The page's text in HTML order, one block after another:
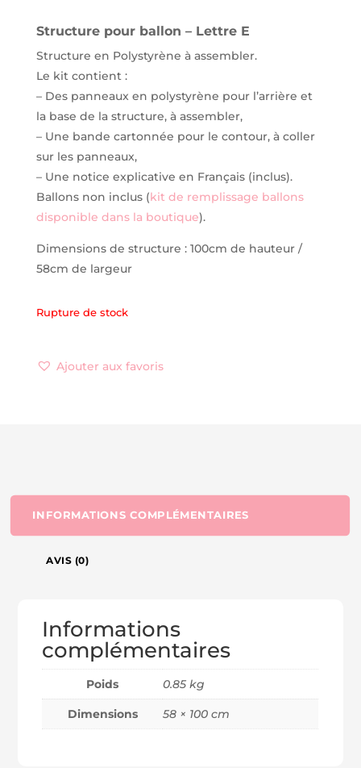
Structure pour ballon – Lettre E
Structure en Polystyrène à assembler.
Le kit contient :
– Des panneaux en polystyrène pour l’arrière et
la base de la structure, à assembler,
– Une bande cartonnée pour le contour, à coller
sur les panneaux,
– Une notice explicative en Français (inclus).
Ballons non inclus (kit de remplissage ballons
disponible dans la boutique).
Dimensions de structure : 100cm de hauteur /
58cm de largeur
Rupture de stock
Ajouter aux favoris
INFORMATIONS COMPLÉMENTAIRES
AVIS (0)
Informations
complémentaires
Poids 0.85 kg
Dimensions 58 × 100 cm